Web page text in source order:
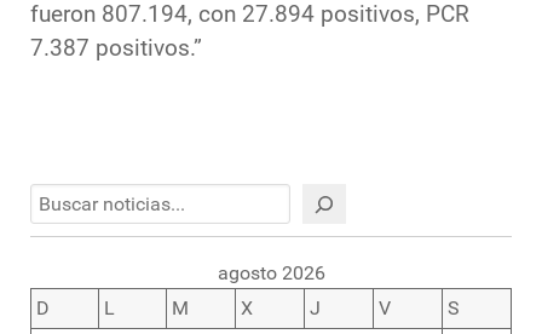
fueron 807.194, con 27.894 positivos, PCR
7.387 positivos.”
Buscar
agosto 2026
D
L M X J V
S